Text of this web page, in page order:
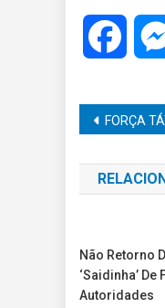
de
Post
FORÇA TÁTICA PRENDE SUSPEITO
Não Retorno
‘Saidinha’
Autoridades